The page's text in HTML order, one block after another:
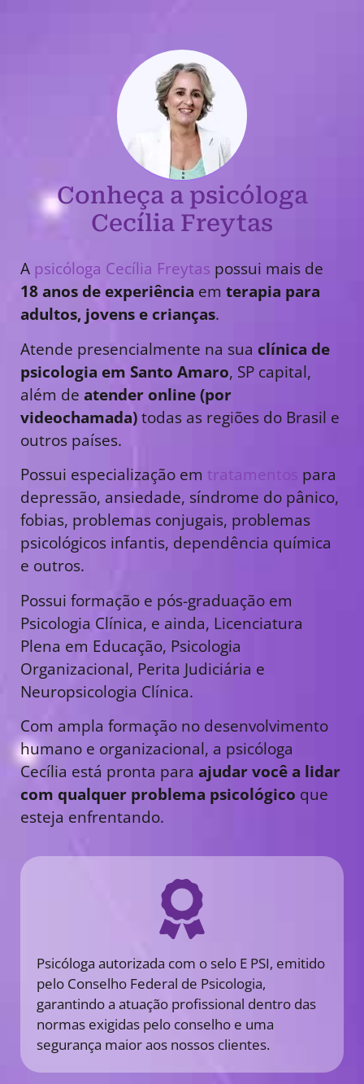
Conheça a psicóloga
Cecília Freytas
A psicóloga Cecília Freytas possui mais de
18 anos de experiência em terapia para
adultos, jovens e crianças.
Atende presencialmente na sua clínica de
psicologia em Santo Amaro, SP capital,
além de atender online (por
videochamada)todas as regiões do Brasil e
outros países.
Possui especialização em tratamentos para
depressão, ansiedade, síndrome do pânico,
fobias, problemas conjugais, problemas
psicológicos infantis, dependência química
e outros.
Possui formação e pós-graduação em
Psicologia Clínica, e ainda, Licenciatura
Plena em Educação, Psicologia
Organizacional, Perita Judiciária e
Neuropsicologia Clínica.
Com ampla formação no desenvolvimento
humano e organizacional, a psicóloga
Cecília está pronta para ajudar você a lidar
com qualquer problema psicológico que
esteja enfrentando.
Psicóloga autorizada com o selo E PSI, emitido
pelo Conselho Federal de Psicologia,
garantindo a atuação profissional dentro das
normas exigidas pelo conselho e uma
segurança maior aos nossos clientes.